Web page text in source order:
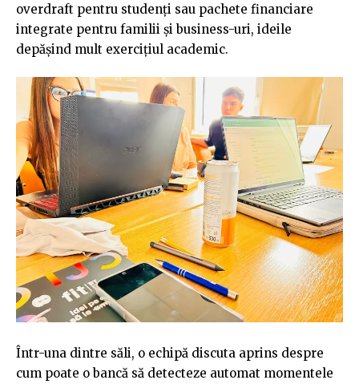
overdraft pentru studenți sau pachete financiare
integrate pentru familii și business-uri, ideile
depășind mult exercițiul academic.
Într-una dintre săli, o echipă discuta aprins despre
cum poate o bancă să detecteze automat momentele